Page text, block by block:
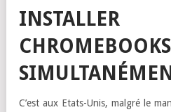
CHROMEBOOKS
C’est aux Etats-Unis, malgré le